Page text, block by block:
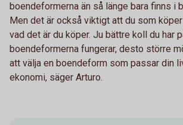
boendeformerna än så länge bara finns i
Men det är också viktigt att du som
vad det är du köper. Ju bättre koll du har
boendeformerna fungerar, desto större
att välja en boendeform som passar din
ekonomi, säger Arturo.